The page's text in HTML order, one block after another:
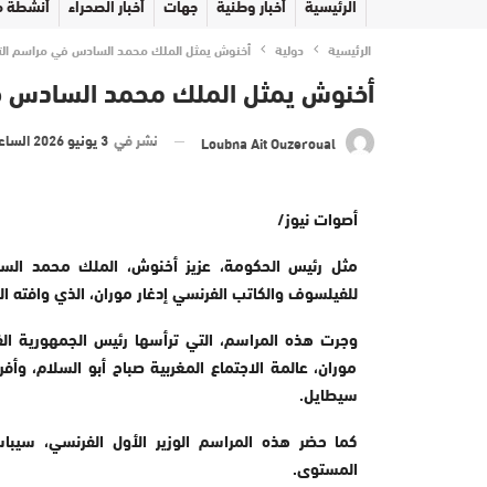
الرئيسية دولية أخنوش يمثل الملك محمد السادس في مراسم
أخنوش يمثل الملك محمد السادس
Loubna Ait Ouzeroual نشر في 3 يونيو 2026 الساعة 19 و 38 دقيقة
أصوات نيوز/
للفيلسوف والكاتب الفرنسي إدغار موران، الذي وافته المنية يوم
وجرت هذه المراسم، التي ترأسها رئيس الجمهورية
موران، عالمة الاجتماع المغربية صباح أبو
سيطايل.
كما حضر هذه المراسم الوزير الأول الفرنسي،
المستوى.